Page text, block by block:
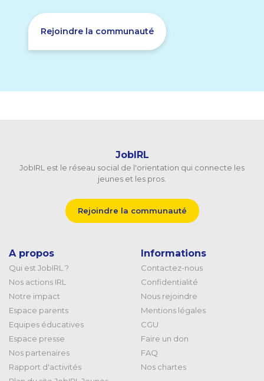
Rejoindre la communauté
JobIRL
JobIRL est le réseau social de l'orientation qui connecte les
jeunes et les pros.
Rejoindre la communauté
A propos
Qui est JobIRL ?
Nos actions IRL
Notre impact
Espace parents
Equipes éducatives
Espace presse
Nos partenaires
Rapport d'activités
Informations
Contactez-nous
Confidentialité
Nous rejoindre
Mentions légales
CGU
Faire un don
FAQ
Nos chartes